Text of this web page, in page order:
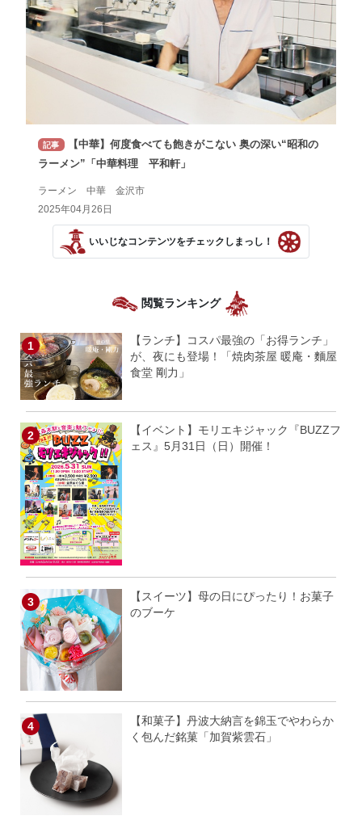
記事
【中華】何度食べても飽きがこない 奥の深い“昭和の
ラーメン”「中華料理 平和軒」
ラーメン 中華 金沢市
2025年04月26日
いいじなコンテンツをチェックしまっし！
閲覧ランキング
【ランチ】コスパ最強の「お得ランチ」
が、夜にも登場！「焼肉茶屋 暖庵・麵屋
食堂 剛力」
【イベント】モリエキジャック『BUZZフ
ェス』5月31日（日）開催！
【スイーツ】母の日にぴったり！お菓子
のブーケ
【和菓子】丹波大納言を錦玉でやわらか
く包んだ銘菓「加賀紫雲石」